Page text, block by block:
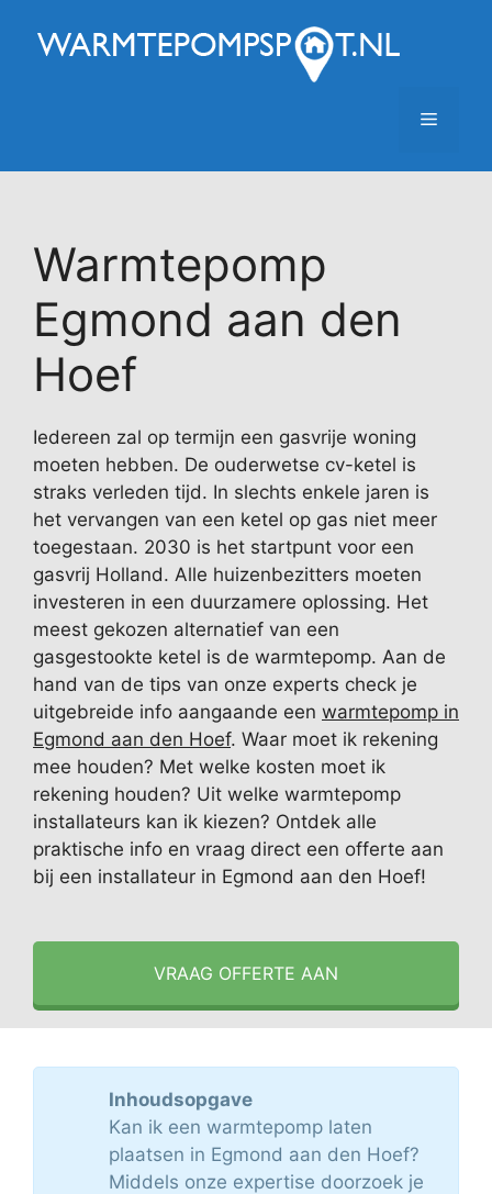
naar
Menu
Warmtepomp
Egmond aan den
Hoef
Iedereen zal op termijn een gasvrije woning
moeten hebben. De ouderwetse cv-ketel is
straks verleden tijd. In slechts enkele jaren is
het vervangen van een ketel op gas niet meer
toegestaan. 2030 is het startpunt voor een
gasvrij Holland. Alle huizenbezitters moeten
investeren in een duurzamere oplossing. Het
meest gekozen alternatief van een
gasgestookte ketel is de warmtepomp. Aan de
hand van de tips van onze experts check je
uitgebreide info aangaande een warmtepomp in
Egmond aan den Hoef. Waar moet ik rekening
mee houden? Met welke kosten moet ik
rekening houden? Uit welke warmtepomp
installateurs kan ik kiezen? Ontdek alle
praktische info en vraag direct een offerte aan
bij een installateur in Egmond aan den Hoef!
VRAAG OFFERTE AAN
Inhoudsopgave
Kan ik een warmtepomp laten
plaatsen in Egmond aan den Hoef?
Middels onze expertise doorzoek je